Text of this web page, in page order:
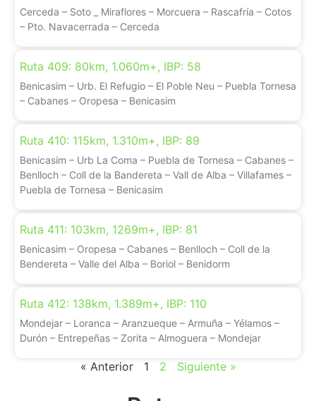
Cerceda – Soto _ Miraflores – Morcuera – Rascafría – Cotos
– Pto. Navacerrada – Cerceda
Ruta 409: 80km, 1.060m+, IBP: 58
Benicasim – Urb. El Refugio – El Poble Neu – Puebla Tornesa
– Cabanes – Oropesa – Benicasim
Ruta 410: 115km, 1.310m+, IBP: 89
Benicasim – Urb La Coma – Puebla de Tornesa – Cabanes –
Benlloch – Coll de la Bandereta – Vall de Alba – Villafames –
Puebla de Tornesa – Benicasim
Ruta 411: 103km, 1269m+, IBP: 81
Benicasim – Oropesa – Cabanes – Benlloch – Coll de la
Bendereta – Valle del Alba – Boriol – Benidorm
Ruta 412: 138km, 1.389m+, IBP: 110
Mondejar – Loranca – Aranzueque – Armuña – Yélamos –
Durón – Entrepeñas – Zorita – Almoguera – Mondejar
« Anterior 1 2 Siguiente »